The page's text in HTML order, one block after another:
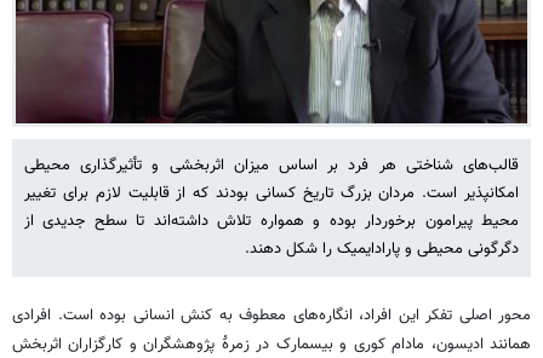
قالب‌های شناختی هر فرد بر اساس میزان اثربخشی و تأثیرگذاری محیطی
امکانپذیر است. مردان بزرگ تاریخ کسانی بودند که از قابلیت لازم برای تغییر
محیط پیرامون برخوردار بوده و همواره تلاش داشته‌اند تا سطح جدیدی از
دگرگونی محیطی و پارادایمیک را شکل دهند.
محور اصلی تفکر این افراد، انگاره‌های معطوف به کنش انسانی بوده است. افرادی
همانند ادیسون، مادام کوری و بیسمارک در زمرۀ پژوهشگران و کارگزاران اثربخش